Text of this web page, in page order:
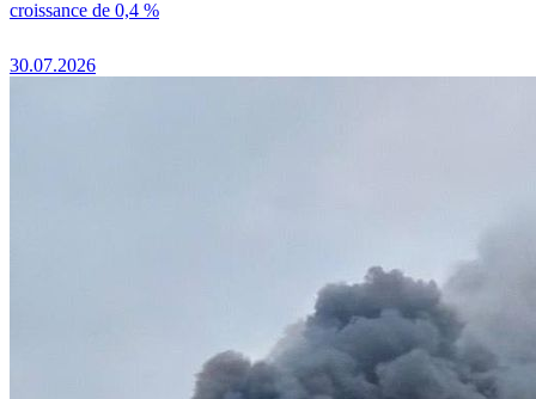
croissance de 0,4 %
30.07.2026